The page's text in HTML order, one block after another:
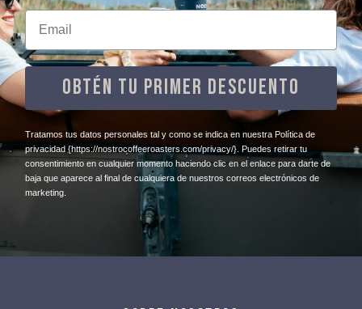
Email
OBTÉN TU PRIMER DESCUENTO
​Tratamos tus datos personales tal y como se indica en nuestra Política de
privacidad {https://nostrocoffeeroasters.com/privacy/} . Puedes retirar tu
consentimiento en cualquier momento haciendo clic en el enlace para darte de
baja que aparece al final de cualquiera de nuestros correos electrónicos de
marketing.